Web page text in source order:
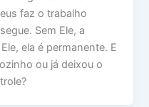
faz o trabalho
Sem Ele, a
ela é permanente. E
ou já deixou o